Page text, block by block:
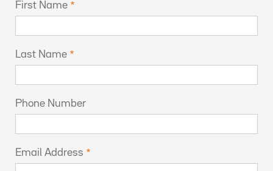
First Name
Last Name
Phone Number
Email Address